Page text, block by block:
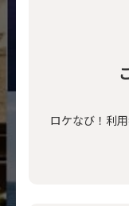
ロケなび！利